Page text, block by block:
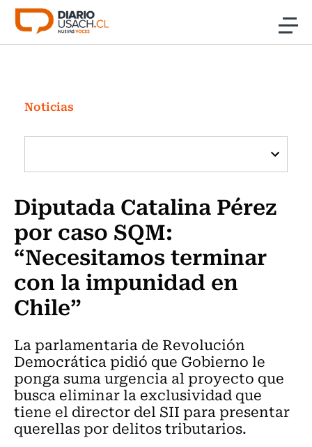
Click acá para ir directamente al contenido
Investigación
Cultura
Programas Radio y TV Usach
Noticias
Diputada Catalina Pérez
por caso SQM:
“Necesitamos terminar
con la impunidad en
Chile”
La parlamentaria de Revolución
Democrática pidió que Gobierno le
ponga suma urgencia al proyecto que
busca eliminar la exclusividad que
tiene el director del SII para presentar
querellas por delitos tributarios.